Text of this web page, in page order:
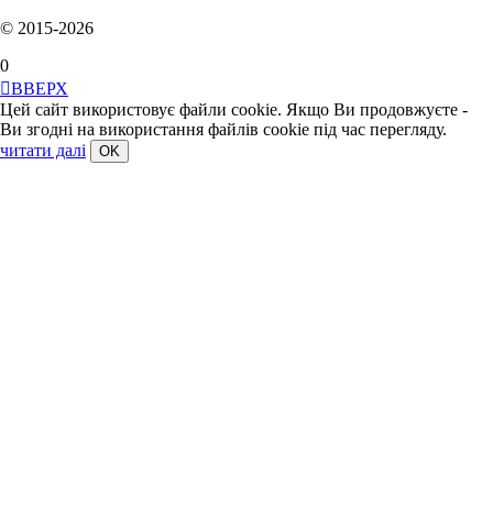
© 2015-2026
0
ВВЕРХ
Цей сайт використовує файли cookie. Якщо Ви продовжуєте -
Ви згодні на використання файлів cookie під час перегляду.
читати далі